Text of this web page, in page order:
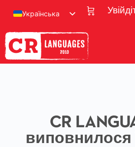
Українська
CR
виповнилося